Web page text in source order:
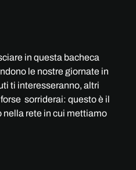
in questa bacheca
le nostre giornate in
ti interesseranno, altri
sorriderai: questo è il
nella rete in cui mettiamo